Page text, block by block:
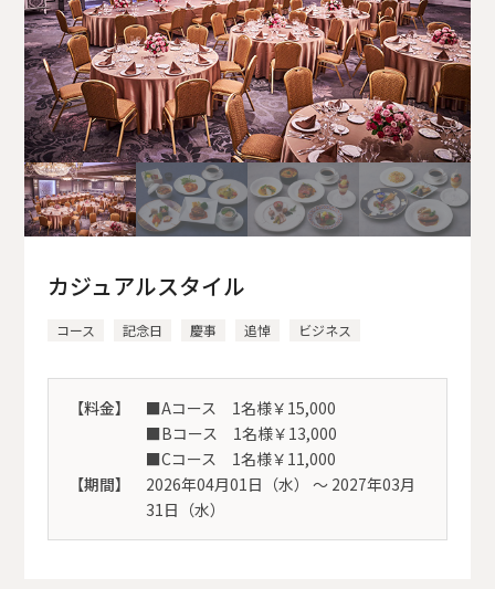
カジュアルスタイル
コース 記念日 慶事 追悼 ビジネス
【料金】
■Aコース 1名様￥15,000
■Bコース 1名様￥13,000
■Cコース 1名様￥11,000
【期間】
2026年04月01日（水） 〜 2027年03月
31日（水）